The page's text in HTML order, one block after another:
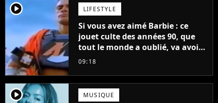
player2 LIFESTYLE
Si vous avez aimé Barbie : ce
jouet culte des années 90, que
tout le monde a oublié, va avoir
un film
09:18
player2 MUSIQUE